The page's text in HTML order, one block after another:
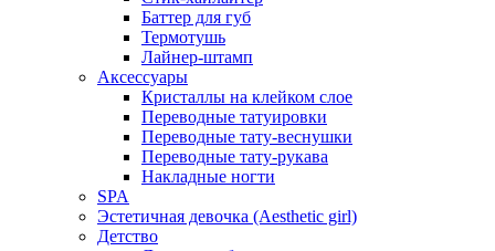
Баттер для губ
Термотушь
Лайнер-штамп
Аксессуары
Кристаллы на клейком слое
Переводные татуировки
Переводные тату-веснушки
Переводные тату-рукава
Накладные ногти
SPA
Эстетичная девочка (Aesthetic girl)
Детство